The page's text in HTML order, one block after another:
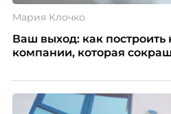
Мария Клочко
Ваш выход: как
компании, которая